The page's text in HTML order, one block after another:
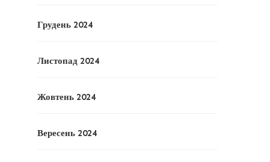
Грудень 2024
Листопад 2024
Жовтень 2024
Вересень 2024